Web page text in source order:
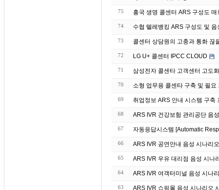
75 흥국 생명 콜센터 ARS 구성도
74 수협 텔레뱅킹 ARS 구성도 및
73 콜센터 상담원의 고충과 통화 끊
72 LG U+ 콜센터 IPCC CLOUD
71 삼성전자 콜센타 고객센터 고도
70 소형 업무용 콜센타 구축 및 필요
69 취업정보 ARS 안내 시스템 구축
68 ARS IVR 건강보험 관리공단 음
67 자동응답시스템 [Automatic
66 ARS IVR 공연안내 음성 시나리
65 ARS IVR 우유 대리점 음성 시나
64 ARS IVR 여객터미널 음성 시나
63 ARS IVR 쇼핑몰 음성 시나리오